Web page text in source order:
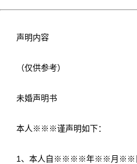
声明内容
（仅供参考）
未婚声明书
本人※※※谨声明如下：
1、本人自※※※※年※※月※※日起